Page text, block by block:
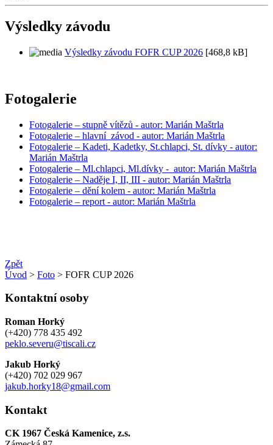
Výsledky závodu
Výsledky závodu FOFR CUP 2026 [468,8 kB]
Fotogalerie
Fotogalerie – stupně vítězů - autor: Marián Maštrla
Fotogalerie – hlavní závod - autor: Marián Maštrla
Fotogalerie – Kadeti, Kadetky, St.chlapci, St. dívky - autor:
Marián Maštrla
Fotogalerie – Ml.chlapci, Ml.dívky - autor: Marián Maštrla
Fotogalerie – Naděje I, II, III - autor: Marián Maštrla
Fotogalerie – dění kolem - autor: Marián Maštrla
Fotogalerie – report - autor: Marián Maštrla
Zpět
Úvod > Foto > FOFR CUP 2026
Kontaktní osoby
Roman Horký
(+420) 778 435 492
peklo.severu@tiscali.cz
Jakub Horký
(+420) 702 029 967
jakub.horky18@gmail.com
Kontakt
CK 1967 Česká Kamenice, z.s.